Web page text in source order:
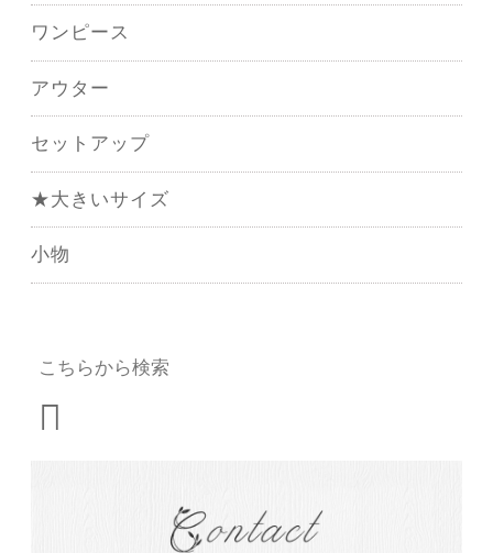
ワンピース
アウター
セットアップ
★大きいサイズ
小物